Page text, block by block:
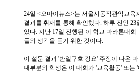
24일 <오마이뉴스>는 서울시동작관악교
결과를 취재를 통해 확인했다. 하루 전인
있다. 지난 17일 진행된 이 학교 마라톤대
들의 생각을 듣기 위한 것이다.
이 설문 결과 '반일구호 강요' 주장이 나온
대부분의 학생은 이 대회가 '교육활동' 또는